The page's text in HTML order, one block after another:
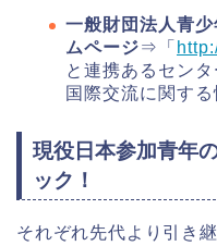
一般財団法人青
ムページ⇒「
と連携あるセン
国際交流に関す
現役日本参加青年
ック！
それぞれ先代より引き